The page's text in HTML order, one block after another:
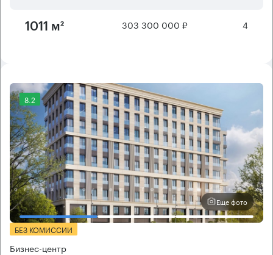
1011 м² 303 300 000 ₽ 4
8.2
Еще фото
БЕЗ КОМИССИИ
Бизнес-центр